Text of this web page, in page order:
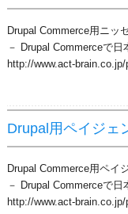
Drupal Commerce用ニッ
－ Drupal Commerceで日
http://www.act-
Drupal用ペイジェ
Drupal Commerce用ペイ
－ Drupal Commerceで日
http://www.act-